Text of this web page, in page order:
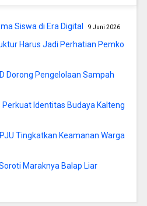
Siswa di Era Digital 9 Juni 2026
Harus Jadi Perhatian Pemko
Dorong Pengelolaan Sampah
Identitas Budaya Kalteng
Tingkatkan Keamanan Warga
Maraknya Balap Liar